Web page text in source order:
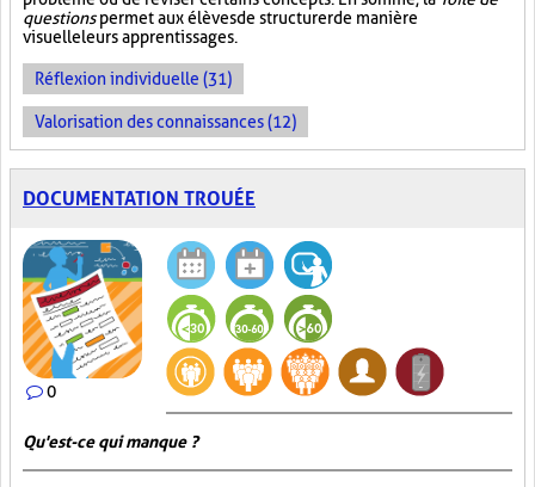
questionspermet aux élèves de structurer de manière
visuelle leurs apprentissages.
Réflexion individuelle (31)
Valorisation des connaissances (12)
DOCUMENTATION TROUÉE
0
Qu'est-ce qui manque ?